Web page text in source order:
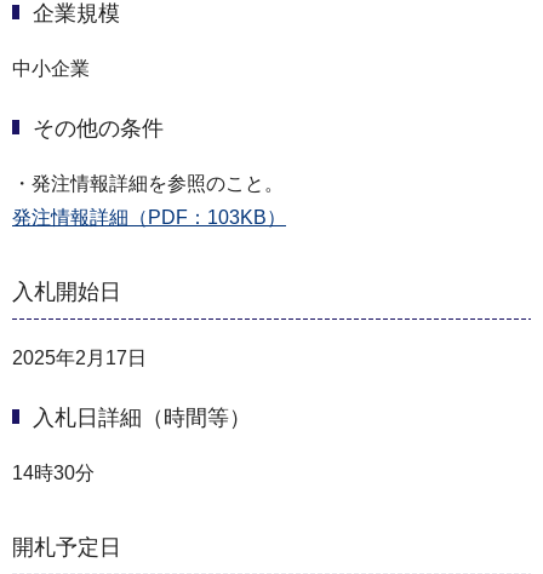
企業規模
中小企業
その他の条件
・発注情報詳細を参照のこと。
発注情報詳細（PDF：103KB）
入札開始日
2025年2月17日
入札日詳細（時間等）
14時30分
開札予定日